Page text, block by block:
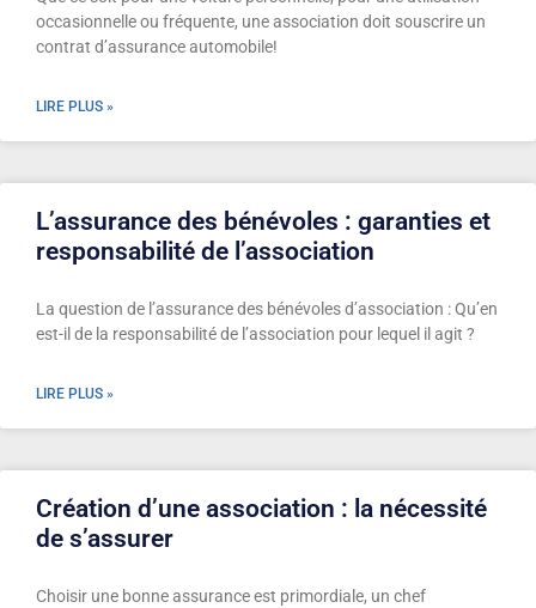
occasionnelle ou fréquente, une association doit souscrire un
contrat d’assurance automobile!
LIRE PLUS »
L’assurance des bénévoles : garanties et
responsabilité de l’association
La question de l’assurance des bénévoles d’association : Qu’en
est-il de la responsabilité de l’association pour lequel il agit ?
LIRE PLUS »
Création d’une association : la nécessité
de s’assurer
Choisir une bonne assurance est primordiale, un chef